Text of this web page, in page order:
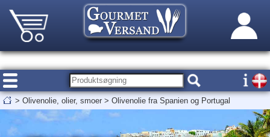
> Olivenolie, olier, smoer > Olivenolie fra Spanien og Portugal